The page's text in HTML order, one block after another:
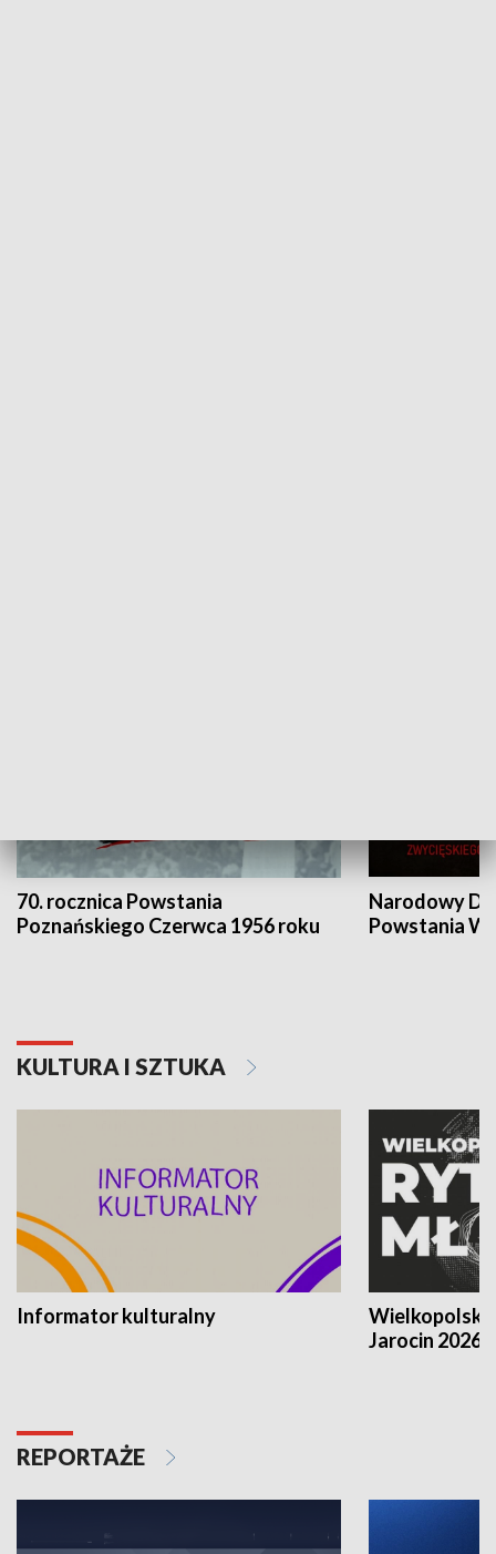
70. rocznica Powstania
Poznańskiego Czerwca 1956 roku
Narodowy
Powstania
KULTURA I SZTUKA
Informator kulturalny
Jarocin 2026
REPORTAŻE